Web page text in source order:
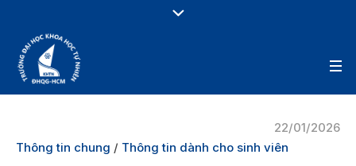
22/01/2026
Thông tin chung / Thông tin dành cho sinh viên